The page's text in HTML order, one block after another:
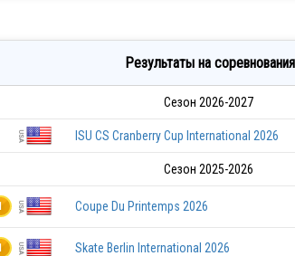
Результаты на
Сезон 2026-2027
ISU CS Cranberry Cup International 2026
Сезон 2025-2026
Coupe Du Printemps 2026
Skate Berlin International 2026